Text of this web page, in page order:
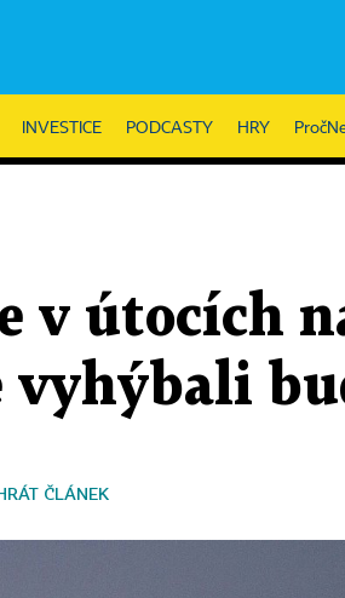
INVESTICE PODCASTY HRY
v útocích
ČLÁNEK